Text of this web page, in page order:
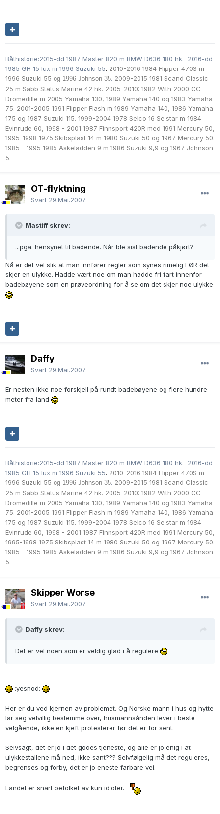
Båthistorie:2015-dd 1987 Master 820 m BMW D636 180 hk. 2016-dd
1985 GH 15 lux m 1996 Suzuki 55. 2010-2016 1984 Flipper 470S m
1996 Suzuki 55 og 1996 Johnson 35. 2009-2015 1981 Scand Classic
25 m Sabb Status Marine 42 hk. 2005-2010: 1982 With 2000 CC
Dromedille m 2005 Yamaha 130, 1989 Yamaha 140 og 1983 Yamaha
75. 2001-2005 1991 Flipper Flash m 1989 Yamaha 140, 1986 Yamaha
175 og 1987 Suzuki 115. 1999-2004 1978 Selco 16 Selstar m 1984
Evinrude 60, 1998 - 2001 1987 Finnsport 420R med 1991 Mercury 50,
1995-1998 1975 Skibsplast 14 m 1980 Suzuki 50 og 1967 Mercury 50.
1985 - 1995 1985 Askeladden 9 m 1986 Suzuki 9,9 og 1967 Johnson
5.
OT-flyktning
Svart 29.Mai.2007
Mastiff skrev:
...pga. hensynet til badende. Når ble sist badende påkjørt?
Nå er det vel slik at man innfører regler som synes rimelig FØR det
skjer en ulykke. Hadde vært noe om man hadde fri fart innenfor
badebøyene som en prøveordning for å se om det skjer noe ulykke
Daffy
Svart 29.Mai.2007
Er nesten ikke noe forskjell på rundt badebøyene og flere hundre
meter fra land
Båthistorie:2015-dd 1987 Master 820 m BMW D636 180 hk. 2016-dd
1985 GH 15 lux m 1996 Suzuki 55. 2010-2016 1984 Flipper 470S m
1996 Suzuki 55 og 1996 Johnson 35. 2009-2015 1981 Scand Classic
25 m Sabb Status Marine 42 hk. 2005-2010: 1982 With 2000 CC
Dromedille m 2005 Yamaha 130, 1989 Yamaha 140 og 1983 Yamaha
75. 2001-2005 1991 Flipper Flash m 1989 Yamaha 140, 1986 Yamaha
175 og 1987 Suzuki 115. 1999-2004 1978 Selco 16 Selstar m 1984
Evinrude 60, 1998 - 2001 1987 Finnsport 420R med 1991 Mercury 50,
1995-1998 1975 Skibsplast 14 m 1980 Suzuki 50 og 1967 Mercury 50.
1985 - 1995 1985 Askeladden 9 m 1986 Suzuki 9,9 og 1967 Johnson
5.
Skipper Worse
Svart 29.Mai.2007
Daffy skrev:
Det er vel noen som er veldig glad i å regulere
:yesnod:
Her er du ved kjernen av problemet. Og Norske mann i hus og hytte
lar seg velvillig bestemme over, husmannsånden lever i beste
velgående, ikke en kjeft protesterer før det er for sent.
Selvsagt, det er jo i det godes tjeneste, og alle er jo enig i at
ulykkestallene må ned, ikke sant??? Selvfølgelig må det reguleres,
begrenses og forby, det er jo eneste farbare vei.
Landet er snart befolket av kun idioter.